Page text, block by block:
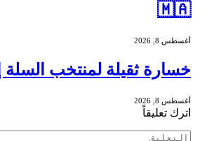
🇲🇦
أغسطس 8, 2026
خسارة ثقيلة لمنتخب السلة
أغسطس 8, 2026
اترك تعليقاً